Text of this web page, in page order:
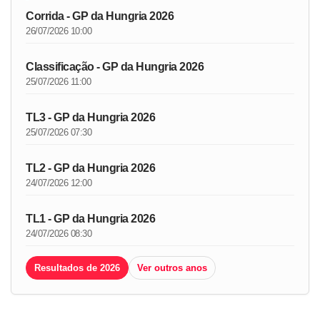
Corrida - GP da Hungria 2026
26/07/2026 10:00
Classificação - GP da Hungria 2026
25/07/2026 11:00
TL3 - GP da Hungria 2026
25/07/2026 07:30
TL2 - GP da Hungria 2026
24/07/2026 12:00
TL1 - GP da Hungria 2026
24/07/2026 08:30
Resultados de 2026 Ver outros anos